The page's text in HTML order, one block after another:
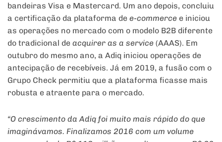
bandeiras Visa e Mastercard. Um ano depois, concluiu
a certificação da plataforma de e-commerce e iniciou
as operações no mercado com o modelo B2B diferente
do tradicional de acquirer as a service (AAAS). Em
outubro do mesmo ano, a Adiq iniciou operações de
antecipação de recebíveis. Já em 2019, a fusão com o
Grupo Check permitiu que a plataforma ficasse mais
robusta e atraente para o mercado.
“O crescimento da Adiq foi muito mais rápido do que
imaginávamos. Finalizamos 2016 com um volume